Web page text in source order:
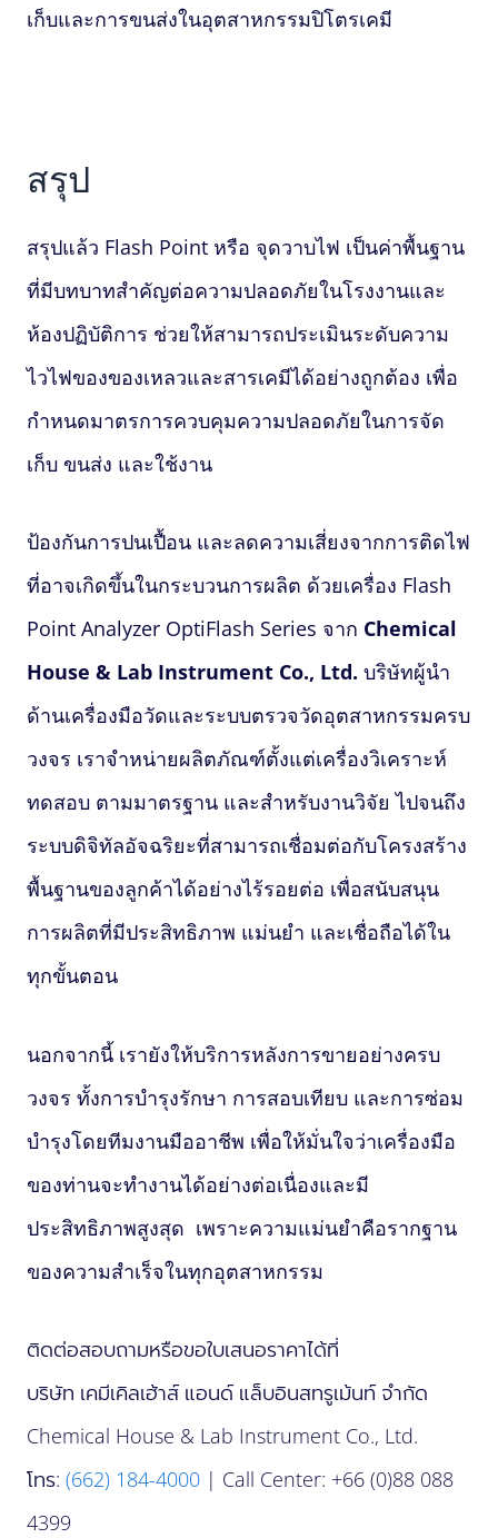
เก็บและการขนส่งในอุตสาหกรรมปิโตรเคมี
สรุป
สรุปแล้ว Flash Point หรือ จุดวาบไฟ เป็นค่าพื้นฐาน
ที่มีบทบาทสำคัญต่อความปลอดภัยในโรงงานและ
ห้องปฏิบัติการ ช่วยให้สามารถประเมินระดับความ
ไวไฟของของเหลวและสารเคมีได้อย่างถูกต้อง เพื่อ
กำหนดมาตรการควบคุมความปลอดภัยในการจัด
เก็บ ขนส่ง และใช้งาน
ป้องกันการปนเปื้อน และลดความเสี่ยงจากการติดไฟ
ที่อาจเกิดขึ้นในกระบวนการผลิต ด้วยเครื่อง Flash
Point Analyzer OptiFlash Series จาก Chemical
House & Lab Instrument Co., Ltd. บริษัทผู้นำ
ด้านเครื่องมือวัดและระบบตรวจวัดอุตสาหกรรมครบ
วงจร เราจำหน่ายผลิตภัณฑ์ตั้งแต่เครื่องวิเคราะห์
ทดสอบ ตามมาตรฐาน และสำหรับงานวิจัย ไปจนถึง
ระบบดิจิทัลอัจฉริยะที่สามารถเชื่อมต่อกับโครงสร้าง
พื้นฐานของลูกค้าได้อย่างไร้รอยต่อ เพื่อสนับสนุน
การผลิตที่มีประสิทธิภาพ แม่นยำ และเชื่อถือได้ใน
ทุกขั้นตอน
นอกจากนี้ เรายังให้บริการหลังการขายอย่างครบ
วงจร ทั้งการบำรุงรักษา การสอบเทียบ และการซ่อม
บำรุงโดยทีมงานมืออาชีพ เพื่อให้มั่นใจว่าเครื่องมือ
ของท่านจะทำงานได้อย่างต่อเนื่องและมี
ประสิทธิภาพสูงสุด เพราะความแม่นยำคือรากฐาน
ของความสำเร็จในทุกอุตสาหกรรม
ติดต่อสอบถามหรือขอใบเสนอราคาได้ที่
บริษัท เคมีเคิลเฮ้าส์ แอนด์ แล็บอินสทรูเม้นท์ จำกัด
Chemical House & Lab Instrument Co., Ltd.
โทร: (662) 184-4000 | Call Center: +66 (0)88 088
4399